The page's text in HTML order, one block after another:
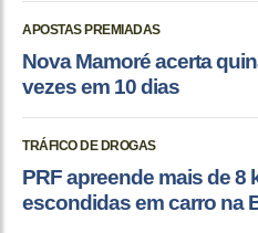
APOSTAS PREMIADAS
Nova Mamoré acerta
vezes em 10 dias
TRÁFICO DE DROGAS
PRF apreende mais de 8
escondidas em carro na